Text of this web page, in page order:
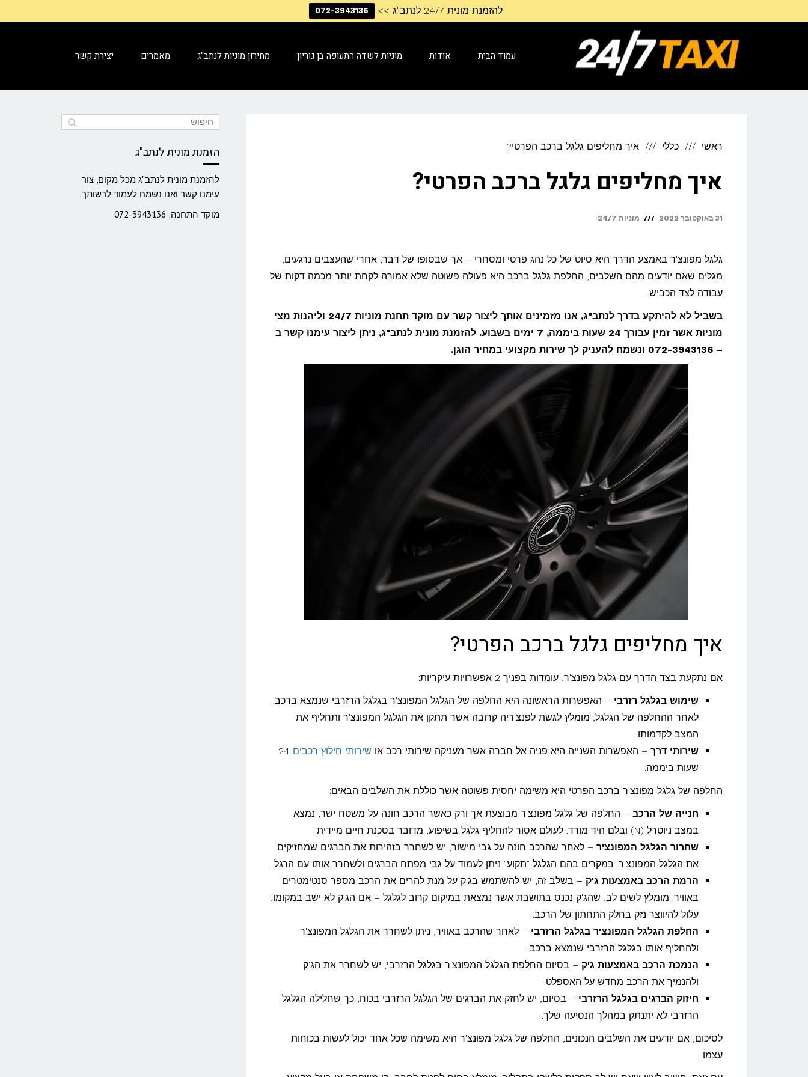
להזמנת מונית 24/7 לנתב"ג >> 072-3943136
עמוד הבית אודות מוניות לשדה התעופה בן גוריון מחירון מוניות לנתב"ג מאמרים יצירת קשר
ראשי כללי איך מחליפים גלגל ברכב הפרטי?
איך מחליפים גלגל ברכב הפרטי?
31 באוקטובר 2022 מוניות 24/7
גלגל מפונצ'ר באמצע הדרך היא סיוט של כל נהג פרטי ומסחרי – אך שבסופו של דבר, אחרי שהעצבים נרגעים,
מגלים שאם יודעים מהם השלבים, החלפת גלגל ברכב היא פעולה פשוטה שלא אמורה לקחת יותר מכמה דקות של
עבודה לצד הכביש.
בשביל לא להיתקע בדרך לנתב"ג, אנו מזמינים אותך ליצור קשר עם מוקד תחנת מוניות 24/7 וליהנות מצי
מוניות אשר זמין עבורך 24 שעות ביממה, 7 ימים בשבוע. להזמנת מונית לנתב"ג, ניתן ליצור עימנו קשר ב
– 072-3943136 ונשמח להעניק לך שירות מקצועי במחיר הוגן.
איך מחליפים גלגל ברכב הפרטי?
אם נתקעת בצד הדרך עם גלגל מפונצ'ר, עומדות בפניך 2 אפשרויות עיקריות:
שימוש בגלגל רזרבי – האפשרות הראשונה היא החלפה של הגלגל המפונצ'ר בגלגל הרזרבי שנמצא ברכב.
לאחר ההחלפה של הגלגל, מומלץ לגשת לפנצ'ריה קרובה אשר תתקן את הגלגל המפונצ'ר ותחליף את
המצב לקדמותו.
שירותי דרך – האפשרות השנייה היא פניה אל חברה אשר מעניקה שירותי רכב או שירותי חילוץ רכבים 24
שעות ביממה.
החלפה של גלגל מפונצ'ר ברכב הפרטי היא משימה יחסית פשוטה אשר כוללת את השלבים הבאים:
חנייה של הרכב – החלפה של גלגל מפונצ'ר מבוצעת אך ורק כאשר הרכב חונה על משטח ישר, נמצא
במצב ניוטרל (N) ובלם היד מורד. לעולם אסור להחליף גלגל בשיפוע, מדובר בסכנת חיים מיידית!
שחרור הגלגל המפונצ'ר – לאחר שהרכב חונה על גבי מישור, יש לשחרר בזהירות את הברגים שמחזיקים
את הגלגל המפונצ'ר. במקרים בהם הגלגל "תקוע" ניתן לעמוד על גבי מפתח הברגים ולשחרר אותו עם הרגל.
הרמת הרכב באמצעות ג'ק – בשלב זה, יש להשתמש בג'ק על מנת להרים את הרכב מספר סנטימטרים
באוויר. מומלץ לשים לב, שהג'ק נכנס בתושבת אשר נמצאת במיקום קרוב לגלגל – אם הג'ק לא ישב במקומו,
עלול להיווצר נזק בחלק התחתון של הרכב.
החלפת הגלגל המפונצ'ר בגלגל הרזרבי – לאחר שהרכב באוויר, ניתן לשחרר את הגלגל המפונצ'ר
ולהחליף אותו בגלגל הרזרבי שנמצא ברכב.
הנמכת הרכב באמצעות ג'ק – בסיום החלפת הגלגל המפונצ'ר בגלגל הרזרבי, יש לשחרר את הג'ק
ולהנמיך את הרכב מחדש על האספלט.
חיזוק הברגים בגלגל הרזרבי – בסיום, יש לחזק את הברגים של הגלגל הרזרבי בכוח, כך שחלילה הגלגל
הרזרבי לא יתנתק במהלך הנסיעה שלך.
לסיכום, אם יודעים את השלבים הנכונים, החלפה של גלגל מפונצ'ר היא משימה שכל אחד יכול לעשות בכוחות
עצמו.
הזמנת מונית לנתב"ג
להזמנת מונית לנתב"ג מכל מקום, צור
עימנו קשר ואנו נשמח לעמוד לרשותך.
מוקד התחנה: 072-3943136